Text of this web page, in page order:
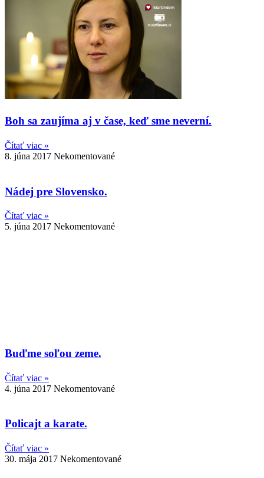
Boh sa zaujíma aj v čase, keď sme neverní.
Čítať viac »
8. júna 2017 Nekomentované
Nádej pre Slovensko.
Čítať viac »
5. júna 2017 Nekomentované
Buďme soľou zeme.
Čítať viac »
4. júna 2017 Nekomentované
Policajt a karate.
Čítať viac »
30. mája 2017 Nekomentované